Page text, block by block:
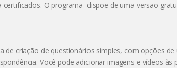
O programa dispõe de uma versão
criação de questionários simples, com opções
Você pode adicionar imagens e vídeos